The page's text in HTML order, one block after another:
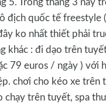
5. Trong tháng 3 này
địch quốc tế freestyle
ko nhất thiết phải
khác : đi dạo trên
79 euros / ngày ) với
chơi cho kéo xe trên
chạy trên tuyết, spa